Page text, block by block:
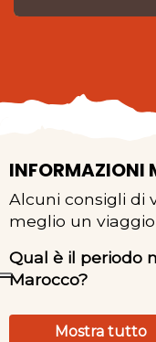
INFORMAZIONI
Alcuni consigli di
meglio un
Qual è il periodo
Marocco?
Mostra tutto